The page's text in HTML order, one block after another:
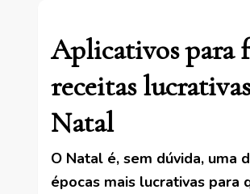
Aplicativos para
receitas
Natal
O Natal é, sem dúvida, uma
épocas mais lucrativas para